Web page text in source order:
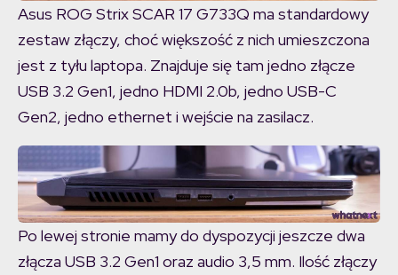
Asus ROG Strix SCAR 17 G733Q ma standardowy
zestaw złączy, choć większość z nich umieszczona
jest z tyłu laptopa. Znajduje się tam jedno złącze
USB 3.2 Gen1, jedno HDMI 2.0b, jedno USB-C
Gen2, jedno ethernet i wejście na zasilacz.
Po lewej stronie mamy do dyspozycji jeszcze dwa
złącza USB 3.2 Gen1 oraz audio 3,5 mm. Ilość złączy